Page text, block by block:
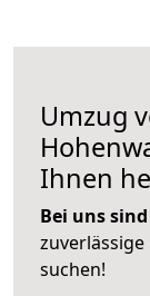
Umzug
Ihnen
Bei uns
suchen!